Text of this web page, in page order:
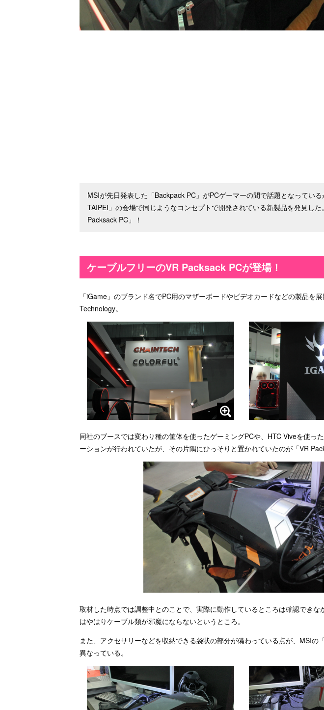
MSIが先日発表した「Backpack PC」がPCゲーマーの間で話題となってい
TAIPEI」の会場で同じようなコンセプトで開発されている新製品を発見し
Packsack PC」！
ケーブルフリーのVR Packsack PCが登場！
「iGame」のブランド名でPC用のマザーボードやビデオカードなどの製品を
Technology。
同社のブースでは変わり種の筐体を使ったゲーミングPCや、HTC Viveを使っ
ーションが行われていたが、その片隅にひっそりと置かれていたのが「VR
取材した時点では調整中とのことで、実際に動作しているところは確認できな
はやはりケーブル類が邪魔にならないというところ。
また、アクセサリーなどを収納できる袋状の部分が備わっている点が、MSIの
異なっている。